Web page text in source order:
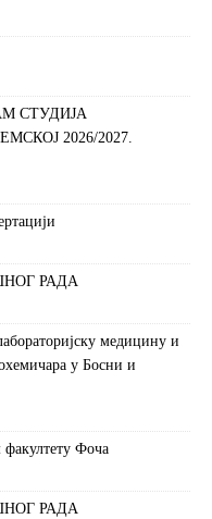
СТУДИЈА
2026/2027.
РАДА
медицину и
у Босни и
Фоча
РАДА